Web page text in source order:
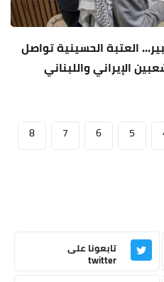
العتبة الحسينية تواصل
الإيراني واللبناني
5
6
7
8
تابعونا على
twitter